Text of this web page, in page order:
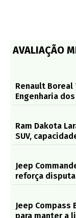
AVALIAÇÃO
Renault Boreal
Engenharia
Ram Dakota
SUV,
Jeep
reforça
Jeep Compass
para manter a